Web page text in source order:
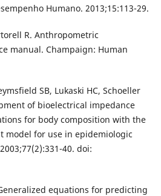
Humano. 2013;15:113-29.
R. Anthropometric
manual. Champaign: Human
SB, Lukaski HC, Schoeller
of bioelectrical impedance
for body composition with the
model for use in epidemiologic
40. doi:
equations for predicting